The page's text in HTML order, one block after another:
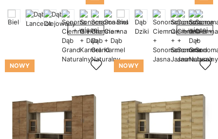
+ więcej + więcej
NOWY NOWY